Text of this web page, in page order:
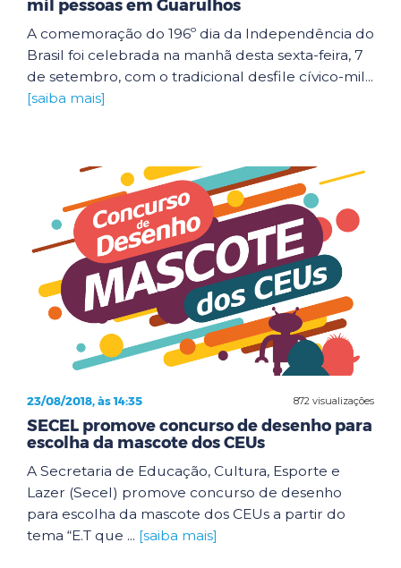
mil pessoas em Guarulhos
A comemoração do 196º dia da Independência do
Brasil foi celebrada na manhã desta sexta-feira, 7
de setembro, com o tradicional desfile cívico-mil...
[saiba mais]
872 visualizações
23/08/2018, às 14:35
SECEL promove concurso de desenho para
escolha da mascote dos CEUs
A Secretaria de Educação, Cultura, Esporte e
Lazer (Secel) promove concurso de desenho
para escolha da mascote dos CEUs a partir do
tema “E.T que ... [saiba mais]